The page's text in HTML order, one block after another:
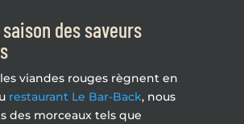
saison des saveurs
viandes rouges règnent en
restaurant Le Bar-Back, nous
des morceaux tels que